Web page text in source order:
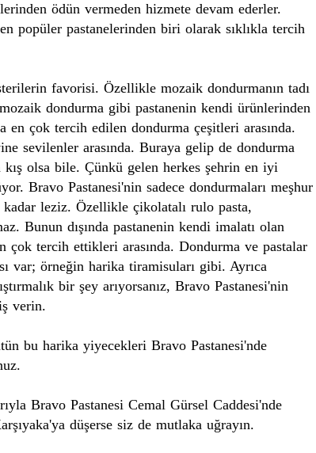
ödün vermeden hizmete devam ederler.
popüler pastanelerinden biri olarak sıklıkla tercih
favorisi. Özellikle mozaik dondurmanın tadı
dondurma gibi pastanenin kendi ürünlerinden
en çok tercih edilen dondurma çeşitleri arasında.
sevilenler arasında. Buraya gelip de dondurma
olsa bile. Çünkü gelen herkes şehrin en iyi
Bravo Pastanesi'nin sadece dondurmaları meşhur
kadar leziz. Özellikle çikolatalı rulo pasta,
Bunun dışında pastanenin kendi imalatı olan
çok tercih ettikleri arasında. Dondurma ve pastalar
var; örneğin harika tiramisuları gibi. Ayrıca
bir şey arıyorsanız, Bravo Pastanesi'nin
verin.
bu harika yiyecekleri Bravo Pastanesi'nde
Bravo Pastanesi Cemal Gürsel Caddesi'nde
düşerse siz de mutlaka uğrayın.